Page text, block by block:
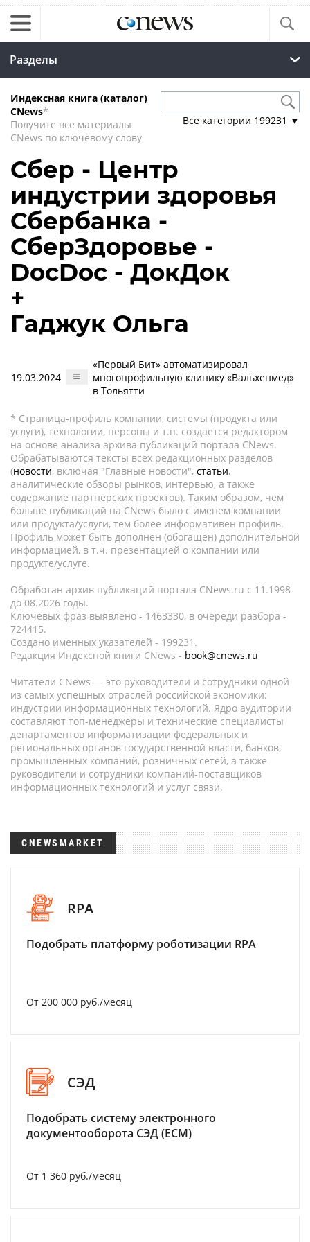
Разделы
Индексная книга (каталог)
CNews*
Получите все материалы
CNews по ключевому слову
Все категории 199231 ▼
Сбер - Центр
индустрии здоровья
Сбербанка -
СберЗдоровье -
DocDoc - ДокДок
+
Гаджук Ольга
19.03.2024
«Первый Бит» автоматизировал
многопрофильную клинику «Вальхенмед»
в Тольятти
* Страница-профиль компании, системы (продукта или
услуги), технологии, персоны и т.п. создается редактором
на основе анализа архива публикаций портала CNews.
Обрабатываются тексты всех редакционных разделов
(новости, включая "Главные новости", статьи,
аналитические обзоры рынков, интервью, а также
содержание партнёрских проектов). Таким образом, чем
больше публикаций на CNews было с именем компании
или продукта/услуги, тем более информативен профиль.
Профиль может быть дополнен (обогащен) дополнительной
информацией, в т.ч. презентацией о компании или
продукте/услуге.
Обработан архив публикаций портала CNews.ru c 11.1998
до 08.2026 годы.
Ключевых фраз выявлено - 1463330, в очереди разбора -
724415.
Создано именных указателей - 199231.
Редакция Индексной книги CNews - book@cnews.ru
Читатели CNews — это руководители и сотрудники одной
из самых успешных отраслей российской экономики:
индустрии информационных технологий. Ядро аудитории
составляют топ-менеджеры и технические специалисты
департаментов информатизации федеральных и
региональных органов государственной власти, банков,
промышленных компаний, розничных сетей, а также
руководители и сотрудники компаний-поставщиков
информационных технологий и услуг связи.
CNEWSMARKET
RPA
Подобрать платформу роботизации RPA
От 200 000 руб./месяц
СЭД
Подобрать систему электронного
документооборота СЭД (ECM)
От 1 360 руб./месяц